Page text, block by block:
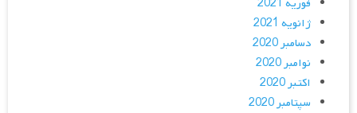
ژانویه 2021
دسامبر 2020
نوامبر 2020
اکتبر 2020
سپتامبر 2020